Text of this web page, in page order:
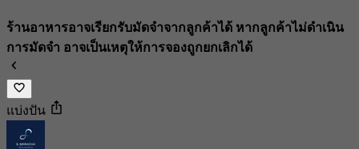
ร้านอาหารอาจเรียกรับมัดจำจากลูกค้าได้ หากลูกค้าไม่ดำเนิน
การมัดจำ อาจเป็นเหตุให้การจองถูกยกเลิกได้
แบ่งปัน